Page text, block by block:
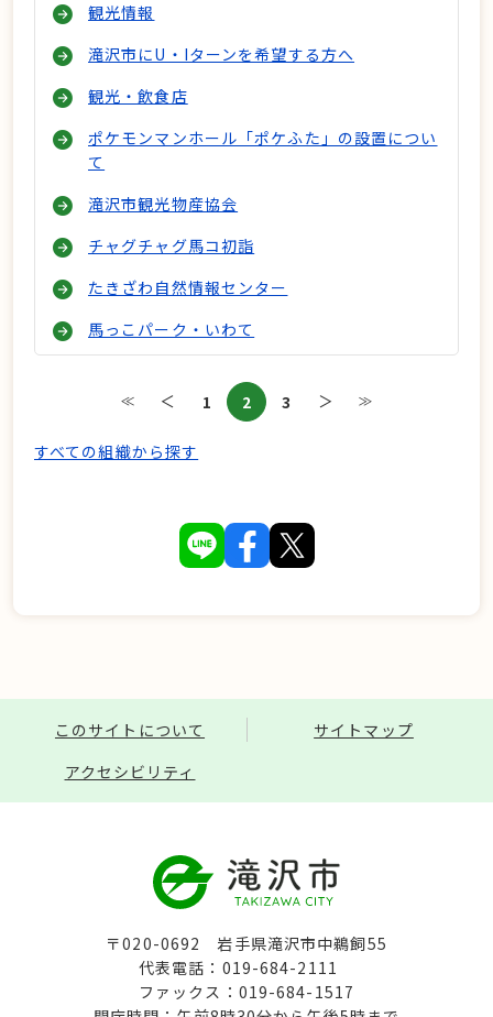
観光情報
滝沢市にU・Iターンを希望する方へ
観光・飲食店
ポケモンマンホール「ポケふた」の設置につい
て
滝沢市観光物産協会
チャグチャグ馬コ初詣
たきざわ自然情報センター
馬っこパーク・いわて
最初のページ
前のページ
1 2 3 次のページ最後のページ
すべての組織から探す
このサイトについて
サイトマップ
アクセシビリティ
〒020-0692 岩手県滝沢市中鵜飼55
代表電話：019-684-2111
ファックス：019-684-1517